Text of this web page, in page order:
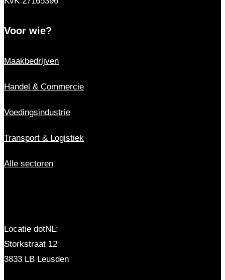
Voor wie?
Maakbedrijven
Handel & Commercie
Voedingsindustrie
Transport & Logistiek
Alle sectoren
Locatie dotNL:
Storkstraat 12
3833 LB Leusden